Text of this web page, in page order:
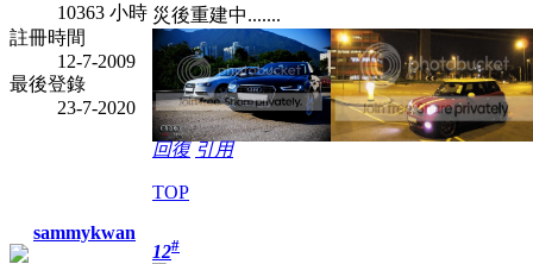
10363 小時
註冊時間
12-7-2009
最後登錄
23-7-2020
災後重建中.......
回復 引用
TOP
sammykwan
12#